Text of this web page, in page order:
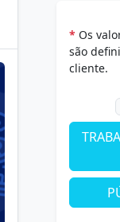
* Os
são
cliente.